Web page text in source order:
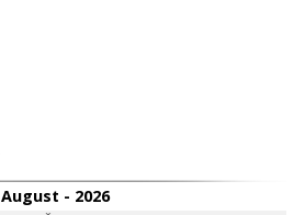
August - 2026